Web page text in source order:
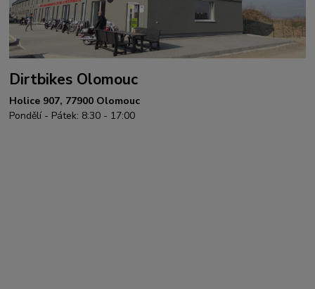
Dirtbikes Olomouc
Holice 907, 77900 Olomouc
Pondělí - Pátek: 8:30 - 17:00